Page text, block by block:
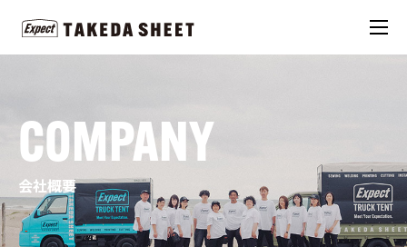
COMPANY
会社概要